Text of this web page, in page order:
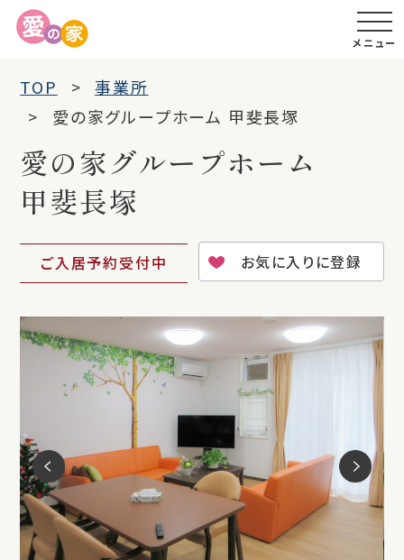
メニュー
TOP
事業所
愛の家グループホーム 甲斐長塚
愛の家グループホーム
甲斐長塚
ご入居予約受付中 お気に入りに登録